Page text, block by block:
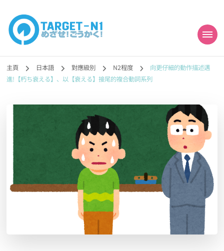
目標!!日本語能力試
N1合格
勉強コンテンツも追加予定!!】
主頁 日本語 對應級別 N2程度
向更仔細的動作描述邁
進!【朽ち衰える】、以【衰える】接尾的複合動詞系列